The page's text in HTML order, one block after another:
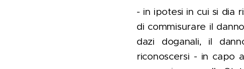
- in ipotesi in cui si dia
di commisurare il
dazi doganali, il
riconoscersi - in capo